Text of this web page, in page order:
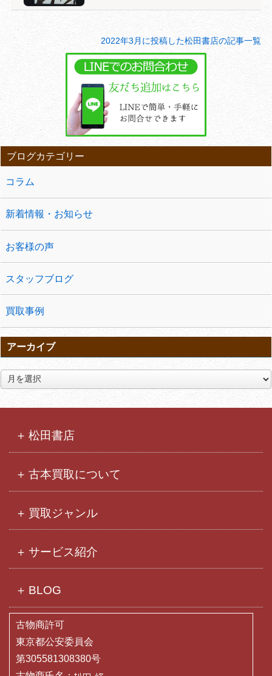
2022年3月に投稿した松田書店の記事一覧
ブログカテゴリー
コラム
新着情報・お知らせ
お客様の声
スタッフブログ
買取事例
アーカイブ
ア
ー
松田書店
古本買取について
買取ジャンル
サービス紹介
BLOG
古物商許可
東京都公安委員会
第305581308380号